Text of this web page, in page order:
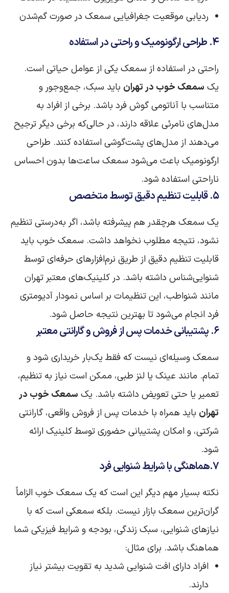
ردیابی موقعیت جغرافیایی سمعک در صورت گم‌شدن
۴. طراحی ارگونومیک و راحتی در استفاده
راحتی در استفاده از سمعک یکی از عوامل حیاتی است.
یک سمعک خوب در تهران باید سبک، جمع‌وجور و
متناسب با آناتومی گوش فرد باشد. برخی از افراد به
مدل‌های نامرئی علاقه دارند، در حالی‌که برخی دیگر ترجیح
می‌دهند از مدل‌های پشت‌گوشی استفاده کنند. طراحی
ارگونومیک باعث می‌شود سمعک ساعت‌ها بدون احساس
ناراحتی استفاده شود.
۵. قابلیت تنظیم دقیق توسط متخصص
یک سمعک هرچقدر هم پیشرفته باشد، اگر به‌درستی تنظیم
نشود، نتیجه‌ مطلوب نخواهد داشت. سمعک خوب باید
قابلیت تنظیم دقیق از طریق نرم‌افزارهای حرفه‌ای توسط
شنوایی‌شناس داشته باشد. در کلینیک‌های معتبر تهران
مانند شنواطب، این تنظیمات بر اساس نمودار آدیومتری
فرد انجام می‌شود تا بهترین نتیجه حاصل شود.
۶. پشتیبانی خدمات پس از فروش و گارانتی معتبر
سمعک وسیله‌ای نیست که فقط یک‌بار خریداری شود و
تمام. مانند عینک یا لنز طبی، ممکن است نیاز به تنظیم،
تعمیر یا حتی تعویض داشته باشد. یک سمعک خوب در
تهران باید همراه با خدمات پس از فروش واقعی، گارانتی
شرکتی، و امکان پشتیبانی حضوری توسط کلینیک ارائه
شود.
۷.هماهنگی با شرایط شنوایی فرد
نکته بسیار مهم دیگر این است که یک سمعک خوب الزاماً
گران‌ترین سمعک بازار نیست. بلکه سمعکی است که با
نیازهای شنوایی، سبک زندگی، بودجه و شرایط فیزیکی شما
هماهنگ باشد. برای مثال:
افراد دارای افت شنوایی شدید به تقویت بیشتر نیاز
دارند.